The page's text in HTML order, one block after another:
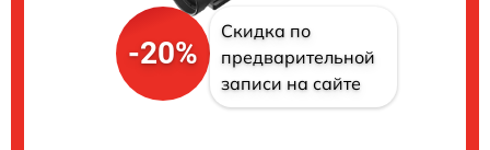
-20%
Скидка по
предварительной
записи на сайте